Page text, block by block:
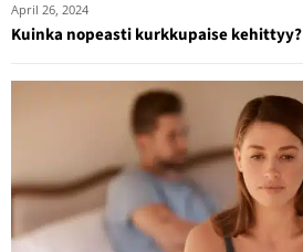
April 26, 2024
Kuinka nopeasti kurkkupaise kehittyy?